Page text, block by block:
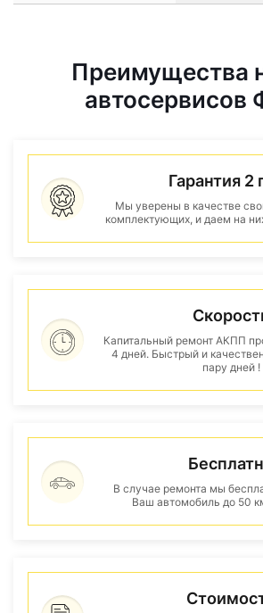
Преимущества
автосервисов
Гарантия 2
Мы уверены в качестве
комплектующих, и даем на
Капитальный ремонт АКПП
4 дней. Быстрый и
пару дней !
В случае ремонта мы
Ваш автомобиль до 50